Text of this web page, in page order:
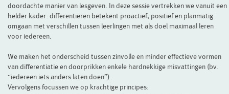
doordachte manier van lesgeven. In deze sessie vertrekken we vanuit een
helder kader: differentiëren betekent proactief, positief en planmatig
omgaan met verschillen tussen leerlingen met als doel maximaal leren
voor iedereen.
We maken het onderscheid tussen zinvolle en minder effectieve vormen
van differentiatie en doorprikken enkele hardnekkige misvattingen (bv.
“iedereen iets anders laten doen”).
Vervolgens focussen we op krachtige principes: